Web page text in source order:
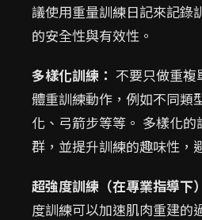
議使用重量訓練日記來記錄
的安全性與有效性。
多樣化訓練： 不要只做重複
體重訓練動作，例如不同類
化、弓箭步等等。 多樣化
群，並提升訓練的趣味性，
超強度訓練（在專業指導下
度訓練可以加速肌肉重建的